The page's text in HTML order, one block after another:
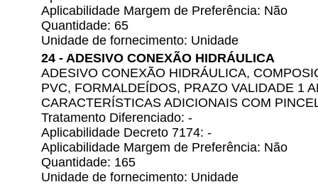
Aplicabilidade Margem de Preferência: Não
Quantidade: 65
Unidade de fornecimento: Unidade
24 - ADESIVO CONEXÃO HIDRÁULICA
ADESIVO CONEXÃO HIDRÁULICA,
PVC, FORMALDEÍDOS, PRAZO VALIDADE 1
CARACTERÍSTICAS ADICIONAIS COM
Tratamento Diferenciado: -
Aplicabilidade Decreto 7174: -
Aplicabilidade Margem de Preferência: Não
Quantidade: 165
Unidade de fornecimento: Unidade